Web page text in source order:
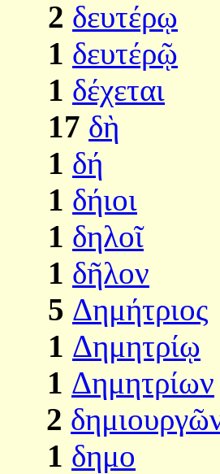
2 δευτέρῳ
1 δευτέρῷ
1 δέχεται
17 δὴ
1 δή
1 δήιοι
1 δηλοῖ
1 δῆλον
5 Δημήτριος
1 Δημητρίῳ
1 Δημητρίων
2
1 δημο